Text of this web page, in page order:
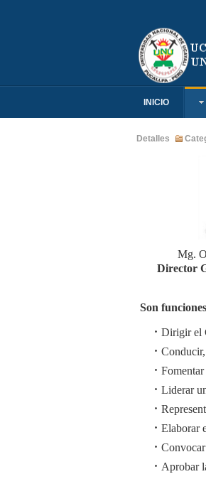
INICIO
Detalles
Mg.
Director
Son
Dirigir el
Liderar
Elaborar
Aprobar